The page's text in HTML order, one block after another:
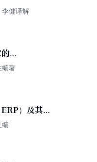
李健译解
与应用
编著
）及其应
编